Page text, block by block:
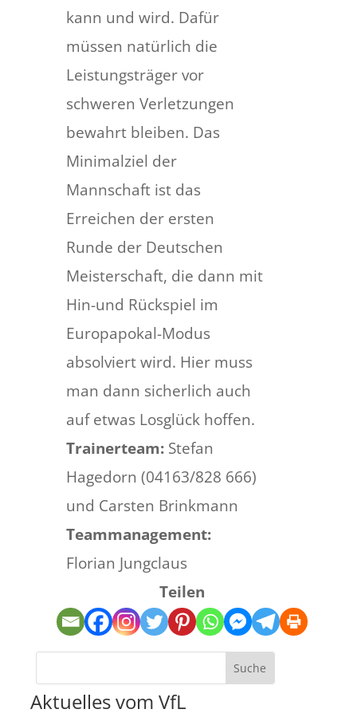
kann und wird. Dafür
müssen natürlich die
Leistungsträger vor
schweren Verletzungen
bewahrt bleiben. Das
Minimalziel der
Mannschaft ist das
Erreichen der ersten
Runde der Deutschen
Meisterschaft, die dann mit
Hin-und Rückspiel im
Europapokal-Modus
absolviert wird. Hier muss
man dann sicherlich auch
auf etwas Losglück hoffen.
Trainerteam:Stefan
Hagedorn (04163/828 666)
und Carsten Brinkmann
Teammanagement:
Florian Jungclaus
Teilen
Aktuelles vom VfL